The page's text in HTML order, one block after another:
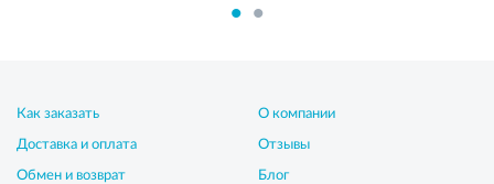
Как заказать
Доставка и оплата
Обмен и возврат
О компании
Отзывы
Блог